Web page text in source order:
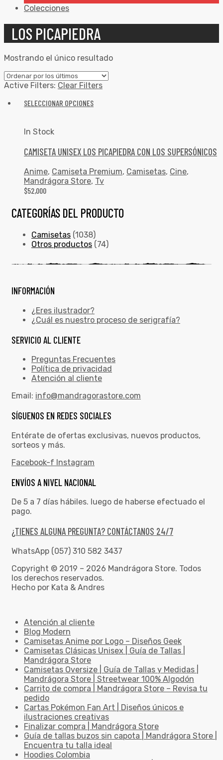
Colecciones
LOS PICAPIEDRA
Mostrando el único resultado
Active Filters: Clear Filters
SELECCIONAR OPCIONES
In Stock
CAMISETA UNISEX LOS PICAPIEDRA CON LOS SUPERSÓNICOS
Anime, Camiseta Premium, Camisetas, Cine,
Mandrágora Store, Tv
$52,000
CATEGORÍAS DEL PRODUCTO
Camisetas (1038)
Otros productos (74)
INFORMACIÓN
¿Eres ilustrador?
¿Cuál es nuestro proceso de serigrafía?
SERVICIO AL CLIENTE
Preguntas Frecuentes
Política de privacidad
Atención al cliente
Email: info@mandragorastore.com
SÍGUENOS EN REDES SOCIALES
Entérate de ofertas exclusivas, nuevos productos,
sorteos y más.
Facebook-f Instagram
ENVÍOS A NIVEL NACIONAL
De 5 a 7 días hábiles. luego de haberse efectuado el
pago.
¿TIENES ALGUNA PREGUNTA? CONTÁCTANOS 24/7
WhatsApp (057) 310 582 3437
Copyright © 2019 – 2026 Mandrágora Store. Todos
los derechos reservados.
Hecho por Kata & Andres
Atención al cliente
Blog Modern
Camisetas Anime por Logo – Diseños Geek
Camisetas Clásicas Unisex | Guía de Tallas |
Mandrágora Store
Camisetas Oversize | Guía de Tallas y Medidas |
Mandrágora Store | Streetwear 100% Algodón
Carrito de compra | Mandrágora Store – Revisa tu
pedido
Cartas Pokémon Fan Art | Diseños únicos e
ilustraciones creativas
Finalizar compra | Mandrágora Store
Guía de tallas buzos sin capota | Mandrágora Store |
Encuentra tu talla ideal
Hoodies Colombia